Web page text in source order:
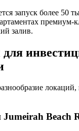
запуск более 50
премиум-
залив.
локаций,
Beach